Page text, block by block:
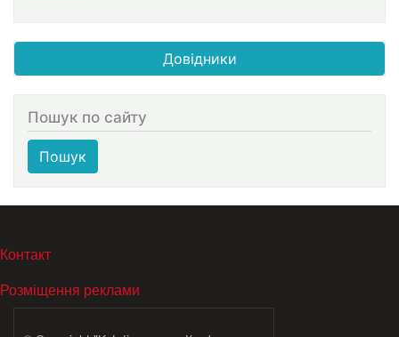
Довідники
Пошук по сайту
Пошук
МЕНЮ В ПОДВАЛЕ
Контакт
Розміщення реклами